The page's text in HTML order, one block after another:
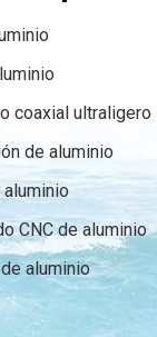
coaxial ultraligero
de aluminio
CNC de aluminio
aluminio